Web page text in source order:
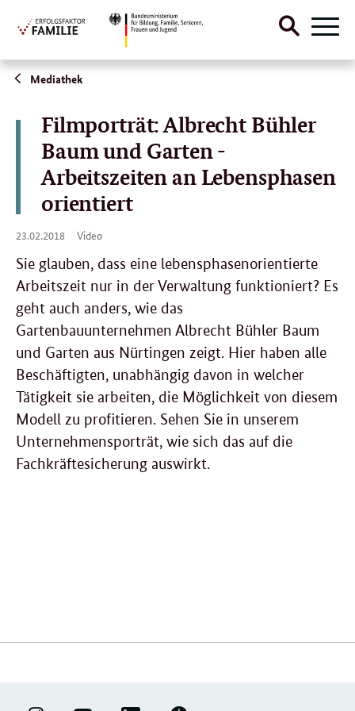
Direktlink:
Suche
Menü
Mediathek
Filmporträt: Albrecht Bühler
Baum und Garten -
Arbeitszeiten an Lebensphasen
orientiert
23.02.2018 23.
2018
Video
Sie glauben, dass eine lebensphasenorientierte
Arbeitszeit nur in der Verwaltung funktioniert? Es
geht auch anders, wie das
Gartenbauunternehmen Albrecht Bühler Baum
und Garten aus Nürtingen zeigt. Hier haben alle
Beschäftigten, unabhängig davon in welcher
Tätigkeit sie arbeiten, die Möglichkeit von diesem
Modell zu profitieren. Sehen Sie in unserem
Unternehmensporträt, wie sich das auf die
Fachkräftesicherung auswirkt.